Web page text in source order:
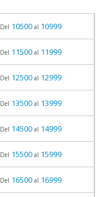
Del 10500al 10999
Del 11500al 11999
Del 12500al 12999
Del 13500al 13999
Del 14500al 14999
Del 15500al 15999
Del 16500al 16999